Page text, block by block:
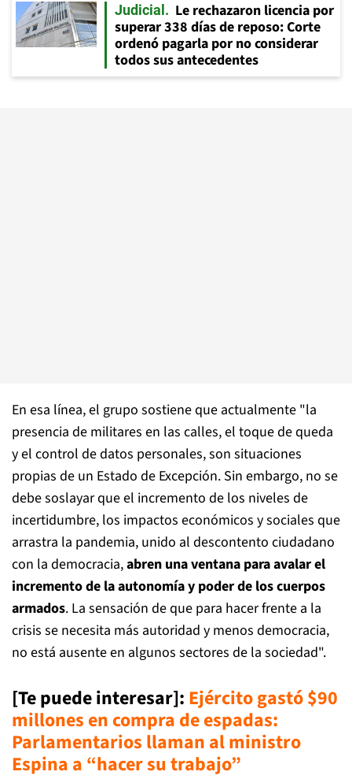
Judicial
Le rechazaron licencia por
superar 338 días de reposo: Corte
ordenó pagarla por no considerar
todos sus antecedentes
En esa línea, el grupo sostiene que actualmente "la
presencia de militares en las calles, el toque de queda
y el control de datos personales, son situaciones
propias de un Estado de Excepción. Sin embargo, no se
debe soslayar que el incremento de los niveles de
incertidumbre, los impactos económicos y sociales que
arrastra la pandemia, unido al descontento ciudadano
con la democracia,abren una ventana para avalar el
incremento de la autonomía y poder de los cuerpos
armados. La sensación de que para hacer frente a la
crisis se necesita más autoridad y menos democracia,
no está ausente en algunos sectores de la sociedad".
[Te puede interesar]: Ejército gastó $90
millones en compra de espadas:
Parlamentarios llaman al ministro
Espina a “hacer su trabajo”